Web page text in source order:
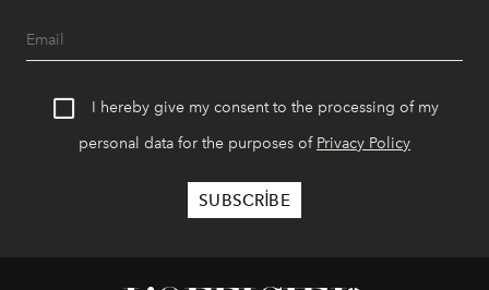
I hereby give my consent to the processing of my
personal data for the purposes of Privacy Policy